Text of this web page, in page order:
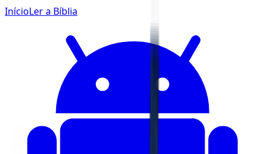
InícioLer a Bíblia